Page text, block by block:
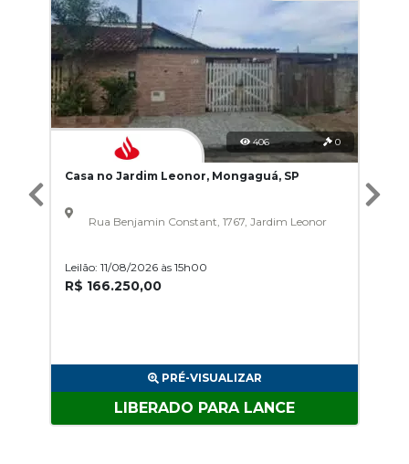
406 0
Casa no Jardim Leonor, Mongaguá, SP
Rua Benjamin Constant, 1767, Jardim Leonor
Leilão: 11/08/2026 às 15h00
R$ 166.250,00
PRÉ-VISUALIZAR
LIBERADO PARA LANCE